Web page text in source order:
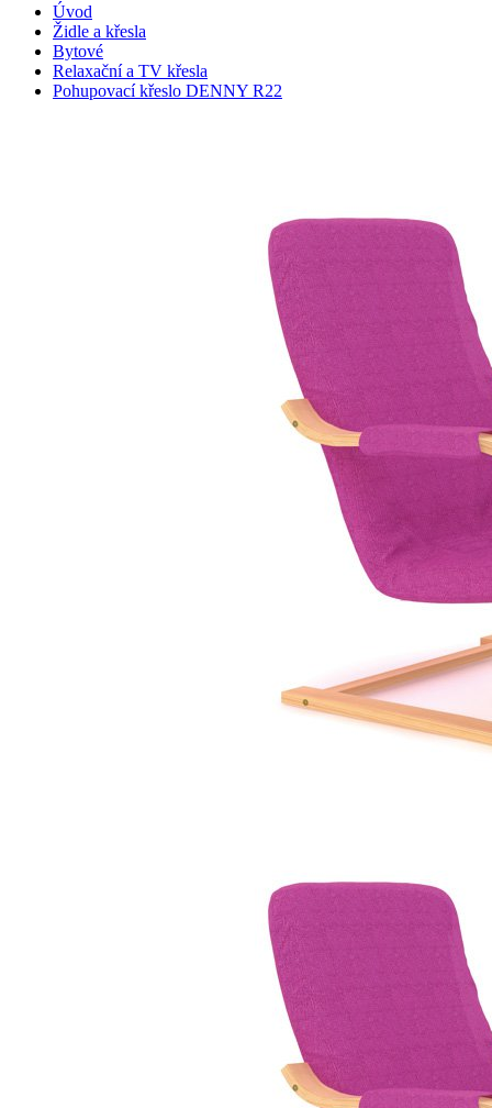
Úvod
Židle a křesla
Bytové
Relaxační a TV křesla
Pohupovací křeslo DENNY R22